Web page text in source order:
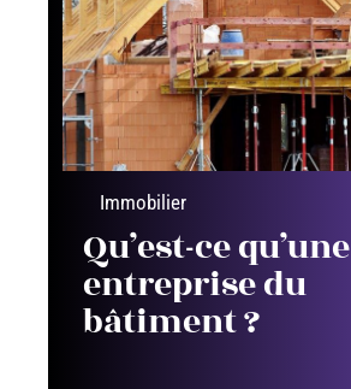
Immobilier
Qu’est-ce qu’une
entreprise du
bâtiment ?